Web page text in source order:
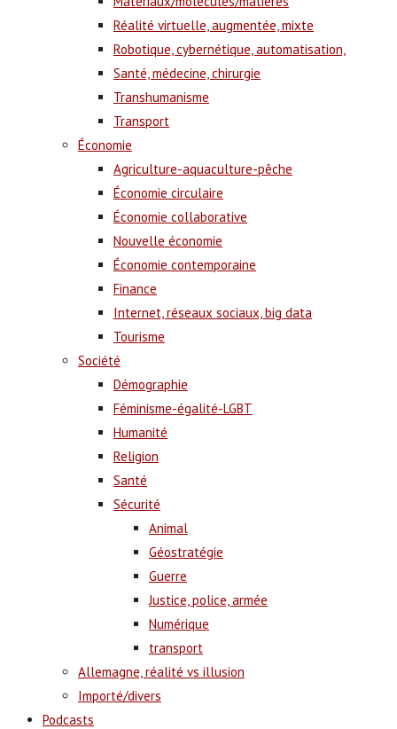
Réalité virtuelle, augmentée, mixte
Robotique, cybernétique, automatisation,
Santé, médecine, chirurgie
Transhumanisme
Transport
Économie
Agriculture-aquaculture-pêche
Économie circulaire
Économie collaborative
Nouvelle économie
Économie contemporaine
Finance
Internet, réseaux sociaux, big data
Tourisme
Société
Démographie
Féminisme-égalité-LGBT
Humanité
Religion
Santé
Sécurité
Animal
Géostratégie
Guerre
Justice, police, armée
Numérique
transport
Allemagne, réalité vs illusion
Importé/divers
Podcasts